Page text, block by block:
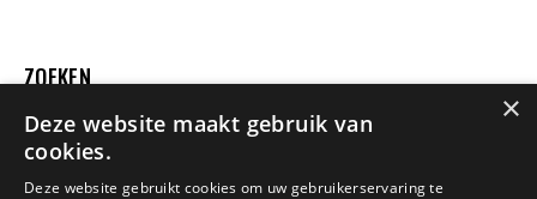
ZOEKEN
×
Deze website maakt gebruik van
cookies.
Deze website gebruikt cookies om uw gebruikerservaring te